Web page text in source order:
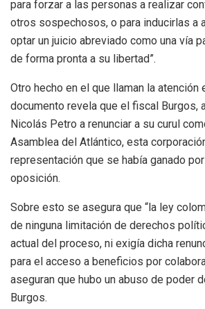
para forzar a las personas a realizar
otros sospechosos, o para inducirlas a
optar un juicio abreviado como una vía
de forma pronta a su libertad”.
Otro hecho en el que llaman la atención
documento revela que el fiscal Burgos,
Nicolás Petro a renunciar a su curul
Asamblea del Atlántico, esta
representación que se había ganado
oposición.
Sobre esto se asegura que “la ley
de ninguna limitación de derechos
actual del proceso, ni exigía dicha
para el acceso a beneficios por
aseguran que hubo un abuso de poder
Burgos.